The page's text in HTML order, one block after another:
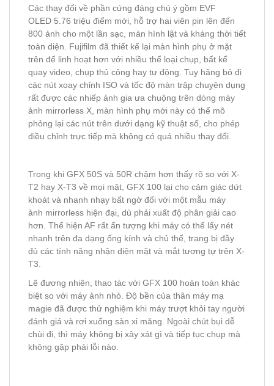
Các thay đổi về phần cứng đáng chú ý gồm EVF
OLED 5.76 triệu điểm mới, hỗ trợ hai viên pin lên đến
800 ảnh cho một lần sạc, màn hình lật và kháng thời tiết
toàn diện. Fujifilm đã thiết kế lại màn hình phụ ở mặt
trên để linh hoạt hơn với nhiều thể loại chụp, bất kể
quay video, chụp thủ công hay tự động. Tuy hãng bỏ đi
các nút xoay chỉnh ISO và tốc độ màn trập chuyên dụng
rất được các nhiếp ảnh gia ưa chuộng trên dòng máy
ảnh mirrorless X, màn hình phụ mới này có thể mô
phỏng lại các nút trên dưới dạng kỹ thuật số, cho phép
điều chỉnh trực tiếp mà không có quá nhiều thay đổi.
Trong khi GFX 50S và 50R chậm hơn thấy rõ so với X-
T2 hay X-T3 về mọi mặt, GFX 100 lại cho cảm giác dứt
khoát và nhanh nhạy bất ngờ đối với một mẫu máy
ảnh mirrorless hiện đại, dù phải xuất độ phân giải cao
hơn. Thể hiện AF rất ấn tượng khi máy có thể lấy nét
nhanh trên đa dạng ống kính và chủ thể, trang bị đầy
đủ các tính năng nhận diện mặt và mắt tương tự trên X-
T3.
Lẽ đương nhiên, thao tác với GFX 100 hoàn toàn khác
biệt so với máy ảnh nhỏ. Độ bền của thân máy mạ
magie đã được thử nghiệm khi máy trượt khỏi tay người
đánh giá và rơi xuống sàn xi măng. Ngoài chút bụi dễ
chùi đi, thì máy không bị xây xát gì và tiếp tục chụp mà
không gặp phải lỗi nào.